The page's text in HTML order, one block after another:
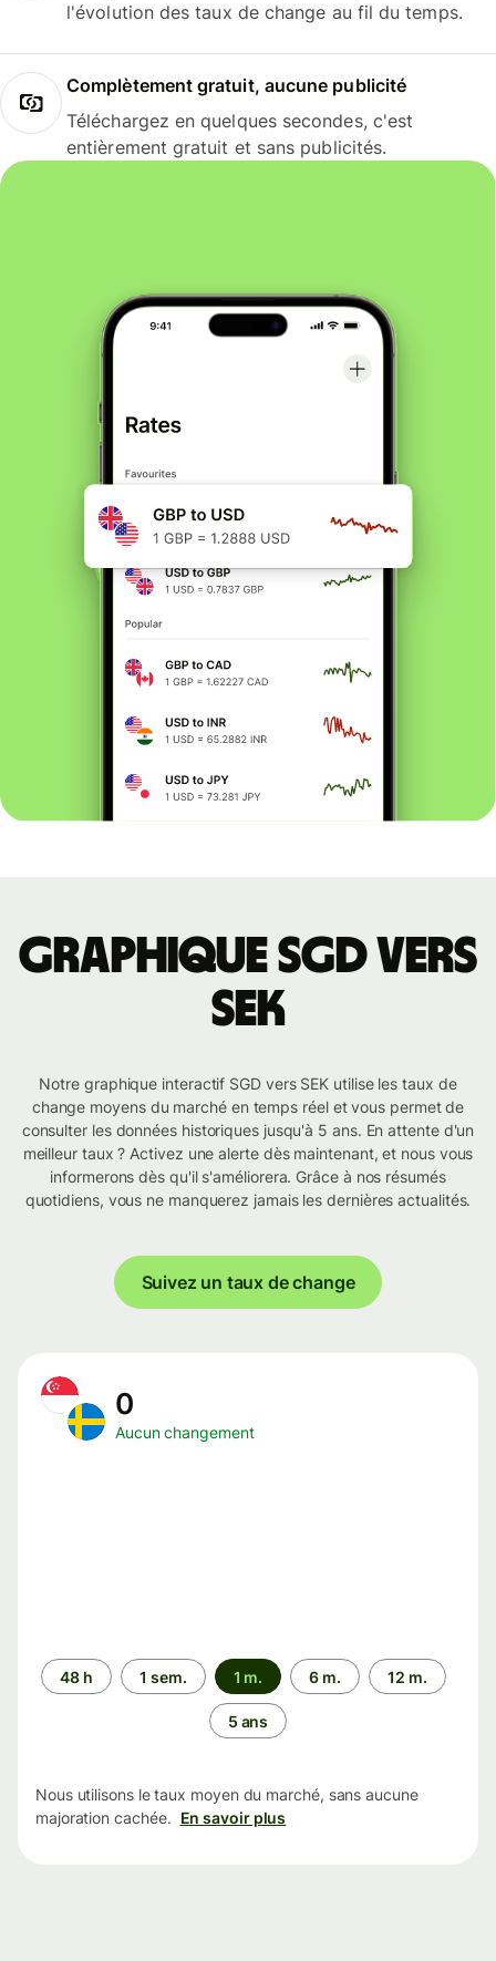
l'évolution des taux de change au fil du temps.
Complètement gratuit, aucune publicité
Téléchargez en quelques secondes, c'est
entièrement gratuit et sans publicités.
Graphique SGD vers
SEK
Notre graphique interactif SGD vers SEK utilise les taux de
change moyens du marché en temps réel et vous permet de
consulter les données historiques jusqu'à 5 ans. En attente d'un
meilleur taux ? Activez une alerte dès maintenant, et nous vous
informerons dès qu'il s'améliorera. Grâce à nos résumés
quotidiens, vous ne manquerez jamais les dernières actualités.
Suivez un taux de change
0
Aucun changement
Période
48 h 1 sem. 1 m. 6 m. 12 m.
5 ans
Nous utilisons le taux moyen du marché, sans aucune
majoration cachée. En savoir plus